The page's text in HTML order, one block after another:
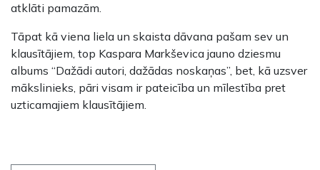
atklāti pamazām.
Tāpat kā viena liela un skaista dāvana pašam sev un
klausītājiem, top Kaspara Markševica jauno dziesmu
albums “Dažādi autori, dažādas noskaņas’’, bet, kā uzsver
mākslinieks, pāri visam ir pateicība un mīlestība pret
uzticamajiem klausītājiem.